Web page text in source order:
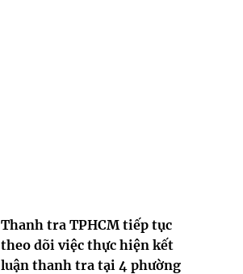
Thanh tra TPHCM tiếp tục
theo dõi việc thực hiện kết
luận thanh tra tại 4 phường